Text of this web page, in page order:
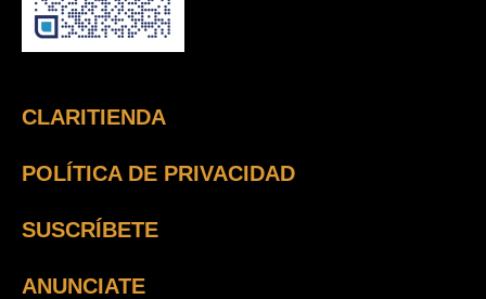
CLARITIENDA
POLÍTICA DE PRIVACIDAD
SUSCRÍBETE
ANUNCIATE